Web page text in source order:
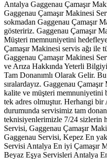
Antalya Gaggenau Çamaşır
Gaggenau Çamaşır Makinesi
sokmadan Gaggenau Çamaşır
gösteririz. Gaggenau Çamaşır
Müşteri memnuniyetini
Çamaşır Makinesi servis ağı ile
Gaggenau Çamaşır Makinesi
ve Arıza Hakkında Yeterli
Tam Donanımlı Olarak Gelir.
sıralardayız. Gaggenau
kalite ve müşteri memnuniyetini
tek adres olmuştur. Herhangi bir
durumunda servisimiz tam
teknisiyenlerimizle 7/24 sizlerin
Servisi, Gaggenau Çamaşır
Gaggenau Servisi, Kepez En
Servisi Antalya En iyi Çamaşır
Beyaz Eşya Servisleri Antalya